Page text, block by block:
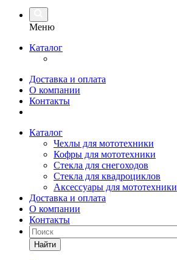
Меню
Каталог
Доставка и оплата
О компании
Контакты
Каталог
Чехлы для мототехники
Кофры для мототехники
Стекла для снегоходов
Стекла для квадроциклов
Аксессуары для мототехники
Доставка и оплата
О компании
Контакты
Найти